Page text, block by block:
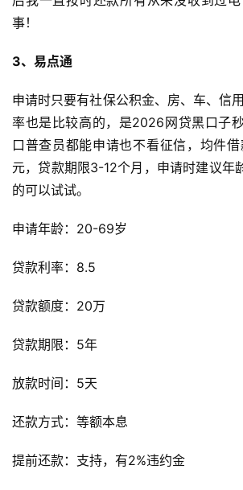
首
事！
3、易点通
申请时只要有社保公积金、房、车、信
率也是比较高的，是2026网贷黑口子
口普查员都能申请也不看征信，均件
元，贷款期限3-12个月，申请时建议年
的可以试试。
申请年龄：20-69岁
贷款利率：8.5
贷款额度：20万
贷款期限：5年
放款时间：5天
还款方式：等额本息
提前还款：支持，有2%违约金